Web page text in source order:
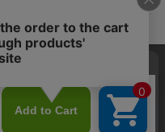
情報保護方針
テンツの最適な提供、ト
を使用しています。
の利用に同意したことも